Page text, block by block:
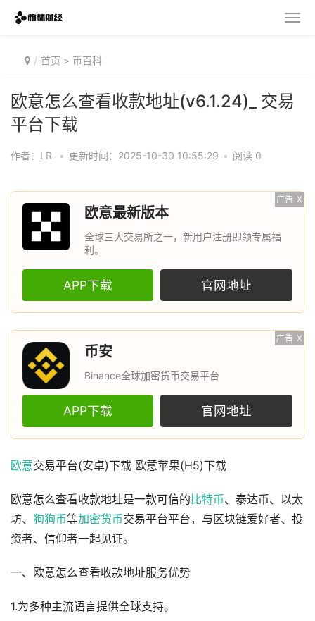
首页 > 币百科
欧意怎么查看收款地址(v6.1.24)_ 交易
平台下载
作者：LR • 更新时间：2025-10-30 10:55:29 • 阅读 0
广告 X
欧意最新版本
全球三大交易所之一，新用户注册即领专属福
利。
APP下载 官网地址
广告 X
币安
Binance全球加密货币交易平台
APP下载 官网地址
欧意交易平台(安卓)下载 欧意苹果(H5)下载
欧意怎么查看收款地址是一款可信的 比特币、泰达币、以太
坊、 狗狗币等加密货币交易平台平台，与区块链爱好者、投
资者、信仰者一起见证。
一、欧意怎么查看收款地址服务优势
1.为多种主流语言提供全球支持。